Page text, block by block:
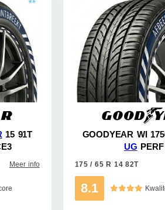
15 91T
Meer info
GOODYEAR WI
UG
175 / 65 R 14 82T
8.1